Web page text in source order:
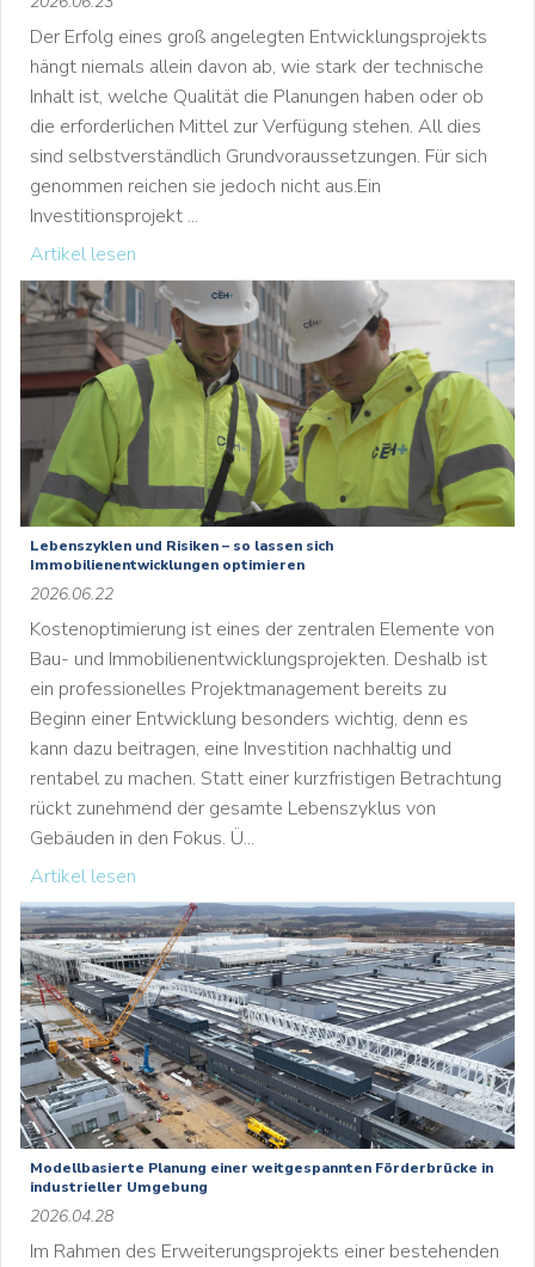
Der Erfolg eines groß angelegten Entwicklungsprojekts
hängt niemals allein davon ab, wie stark der technische
Inhalt ist, welche Qualität die Planungen haben oder ob
die erforderlichen Mittel zur Verfügung stehen. All dies
sind selbstverständlich Grundvoraussetzungen. Für sich
genommen reichen sie jedoch nicht aus.Ein
Investitionsprojekt ...
Artikel lesen
Lebenszyklen und Risiken – so lassen sich
Immobilienentwicklungen optimieren
2026.06.22
Kostenoptimierung ist eines der zentralen Elemente von
Bau- und Immobilienentwicklungsprojekten. Deshalb ist
ein professionelles Projektmanagement bereits zu
Beginn einer Entwicklung besonders wichtig, denn es
kann dazu beitragen, eine Investition nachhaltig und
rentabel zu machen. Statt einer kurzfristigen Betrachtung
rückt zunehmend der gesamte Lebenszyklus von
Gebäuden in den Fokus. Ü...
Artikel lesen
Modellbasierte Planung einer weitgespannten Förderbrücke in
industrieller Umgebung
2026.04.28
Im Rahmen des Erweiterungsprojekts einer bestehenden